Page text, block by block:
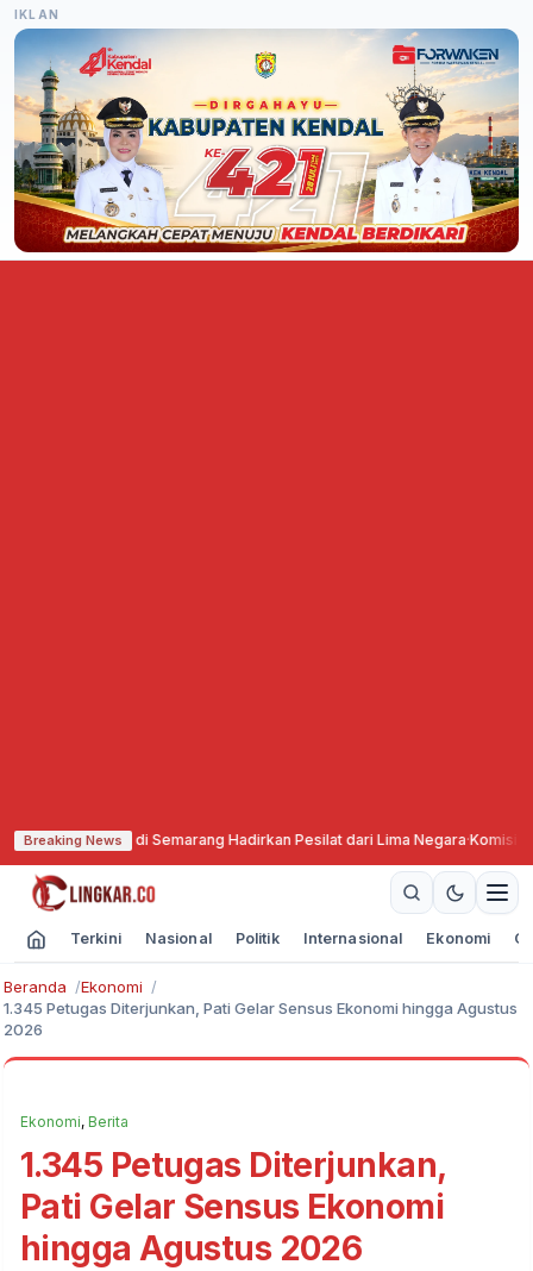
IKLAN
Breaking News
di Semarang Hadirkan Pesilat dari Lima Negara·Komisi X DPR
Terkini Nasional Politik Internasional Ekonomi
Beranda
Ekonomi
1.345 Petugas Diterjunkan, Pati Gelar Sensus Ekonomi hingga Agustus
2026
Ekonomi, Berita
1.345 Petugas Diterjunkan,
Pati Gelar Sensus Ekonomi
hingga Agustus 2026